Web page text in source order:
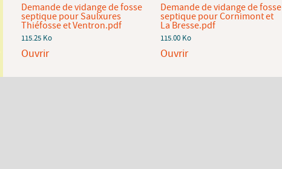
Demande de vidange de fosse
septique pour Saulxures
Thiéfosse et Ventron.pdf
115.25 Ko
Ouvrir
Demande de vidange de fosse
septique pour Cornimont et
La Bresse.pdf
115.00 Ko
Ouvrir